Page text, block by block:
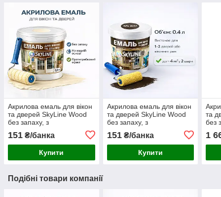
Акрилова емаль для вікон
та дверей SkyLine Wood
без запаху, з
протигрибковим ефектом,
слонова кістка, 0.4 л
151 ₴/банка
Купити
Акрилова емаль для вікон
та дверей SkyLine Wood
без запаху, з
протигрибковим ефектом,
коричнева, 0.4 л
151₴/банка
Купити
та
без
1
Подібні товари компанії